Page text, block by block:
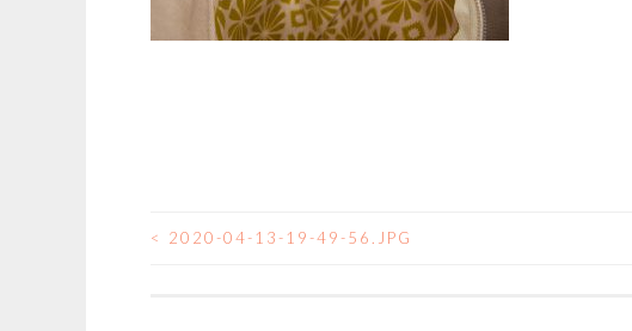
BEITRAGSNAVIGATION
< 2020-04-13-19-49-56.JPG